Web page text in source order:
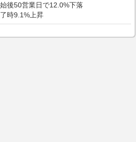
始後50営業日で12.0%下落
了時9.1%上昇